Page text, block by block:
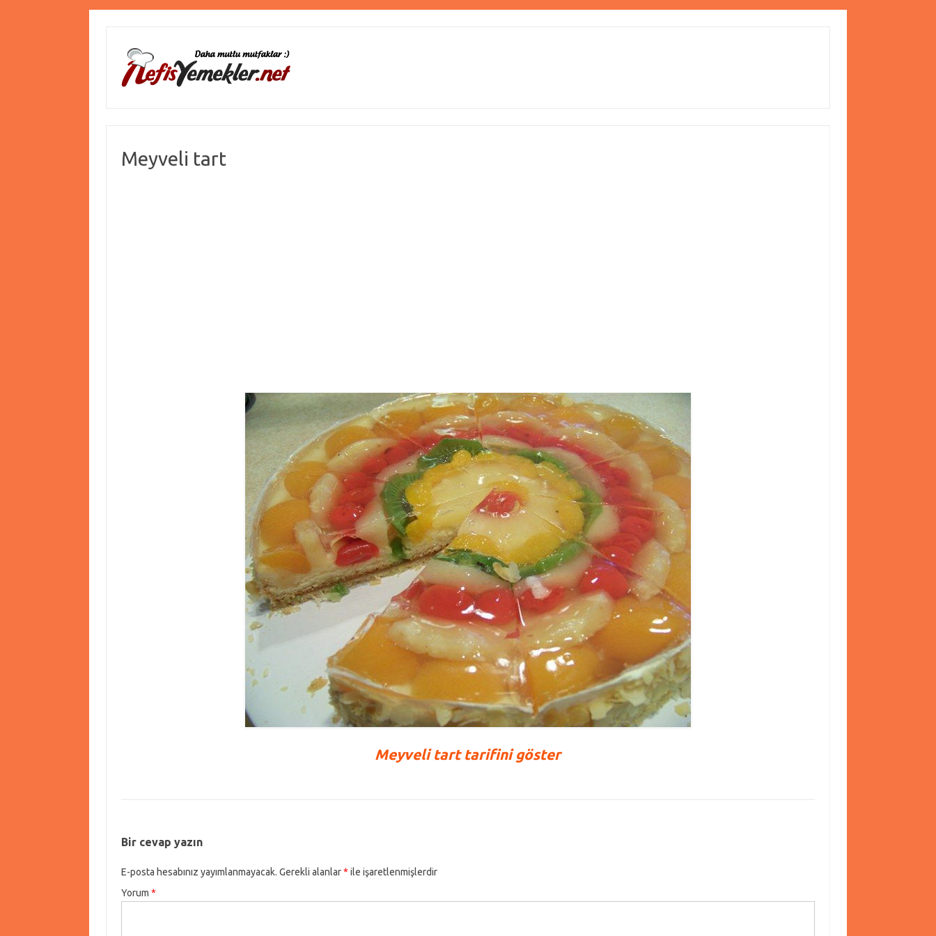
Meyveli tart
Meyveli tart tarifini göster
Bir cevap yazın
E-posta hesabınız yayımlanmayacak. Gerekli alanlar* ile işaretlenmişlerdir
Yorum *